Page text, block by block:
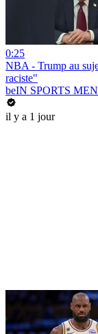
0:25
NBA - Trump au
raciste"
beIN SPORTS
il y a 1 jour